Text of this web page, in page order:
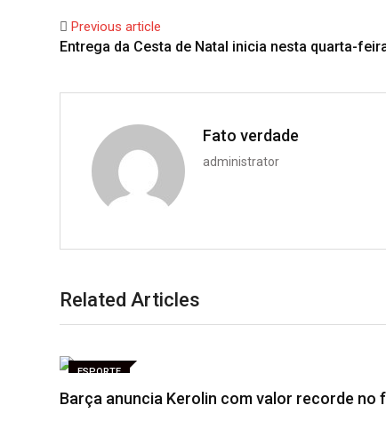
Previous article
Entrega da Cesta de Natal inicia nesta quarta-
Fato verdade
administrator
Related Articles
ESPORTE
Barça anuncia Kerolin com valor recorde no